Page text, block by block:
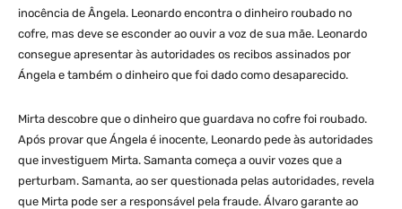
inocência de Ângela. Leonardo encontra o dinheiro roubado no
cofre, mas deve se esconder ao ouvir a voz de sua mãe. Leonardo
consegue apresentar às autoridades os recibos assinados por
Ángela e também o dinheiro que foi dado como desaparecido.
Mirta descobre que o dinheiro que guardava no cofre foi roubado.
Após provar que Ángela é inocente, Leonardo pede às autoridades
que investiguem Mirta. Samanta começa a ouvir vozes que a
perturbam. Samanta, ao ser questionada pelas autoridades, revela
que Mirta pode ser a responsável pela fraude. Álvaro garante ao